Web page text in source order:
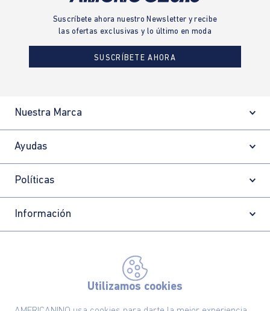
Utilizamos cookies
Suscríbete ahora nuestro Newsletter y recibe
las ofertas exclusivas y lo último en moda
SUSCRÍBETE AHORA
Nuestra Marca
Ayudas
Políticas
Información